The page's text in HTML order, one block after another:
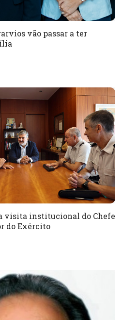
vão passar a ter
visita institucional do Chefe
do Exército